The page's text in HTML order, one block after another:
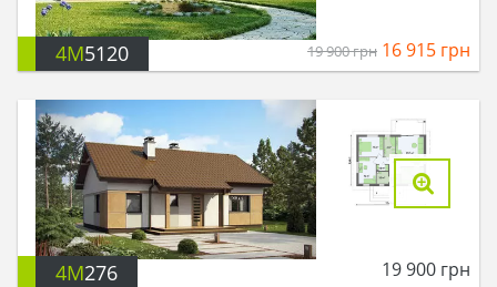
4M5120 19 900грн 16 915 грн
4M276 19 900 грн